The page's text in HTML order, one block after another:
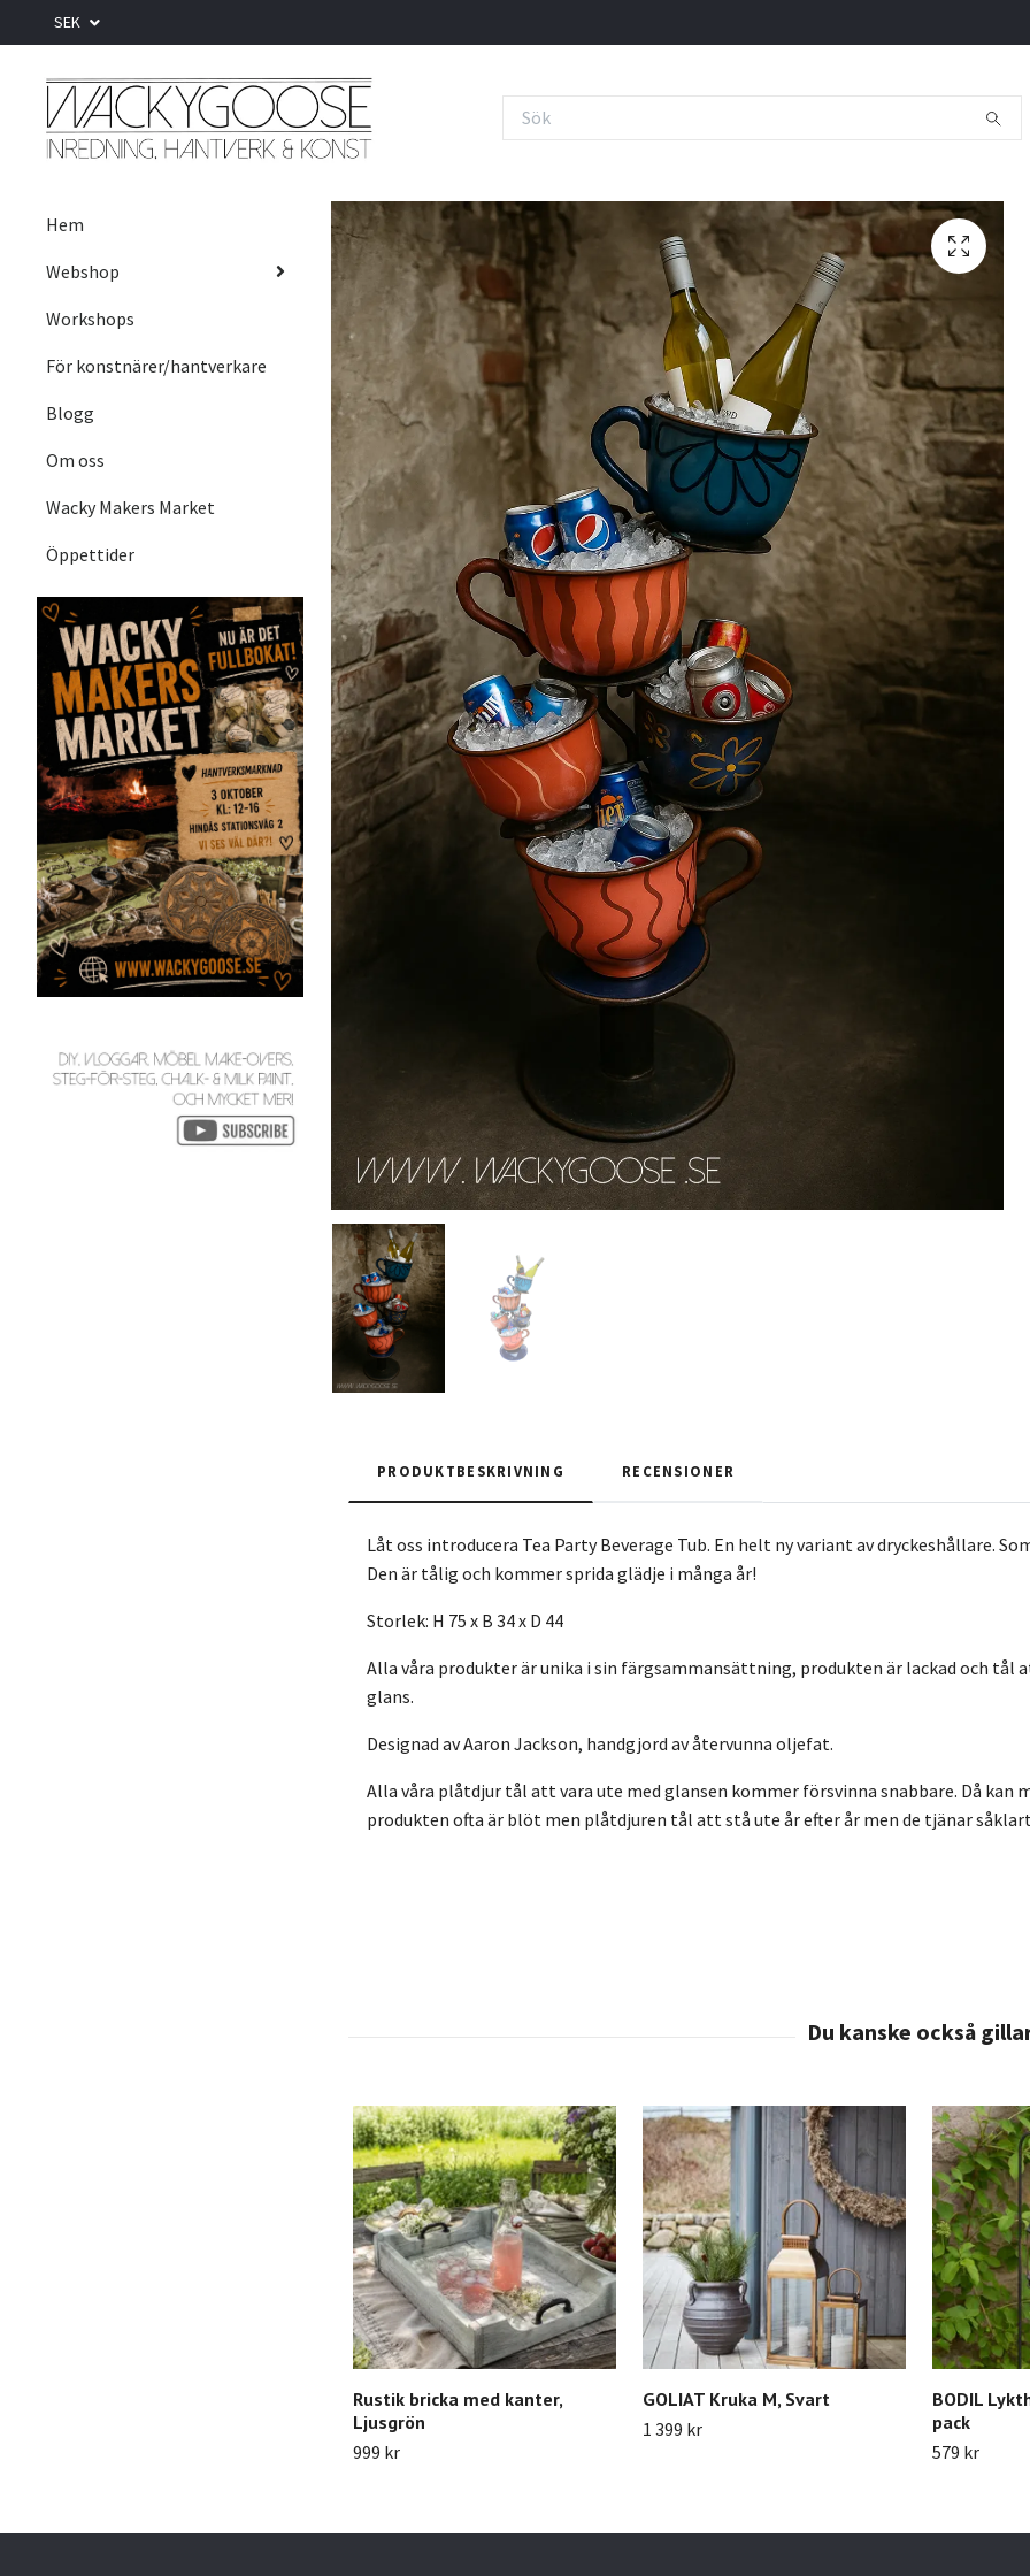
SEK
Hem
Webshop
Workshops
För konstnärer/hantverkare
Blogg
Om oss
Wacky Makers Market
Öppettider
PRODUKTBESKRIVNING RECENSIONER
Låt oss introducera Tea Party Beverage Tub. En helt ny variant av dryckeshållare.
Den är tålig och kommer sprida glädje i många år!
Storlek: H 75 x B 34 x D 44
Alla våra produkter är unika i sin färgsammansättning, produkten är lackad och tål
glans.
Designad av Aaron Jackson, handgjord av återvunna oljefat.
Alla våra plåtdjur tål att vara ute med glansen kommer försvinna snabbare. Då kan
produkten ofta är blöt men plåtdjuren tål att stå ute år efter år men de tjänar
Rustik bricka med kanter,
Ljusgrön
999 kr
GOLIAT Kruka M, Svart
1 399 kr
BODIL
pack
579 kr